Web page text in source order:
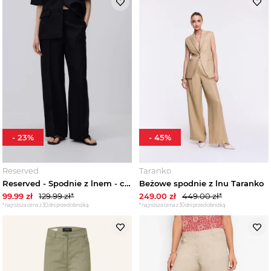
Spodnie casual damskie
Spodnie chinosy damskie
Spodnie cygaretki damskie
Spodnie dresowe damskie
Spodnie dzwony damskie
Spodnie garniturowe damskie
Spodnie kuloty damskie
Spodnie letnie damskie
Reserved
Reserved - Spodnie z lnem - czarny
99.99 zł 129.99zł*
*najniższa cena z 30 dni przed obniżką
-23%
Taranko
Beżowe spodnie z lnu Taranko
249.00 zł 449.00zł*
*najniższa cena z 30 dni przed obniżką
- 45%